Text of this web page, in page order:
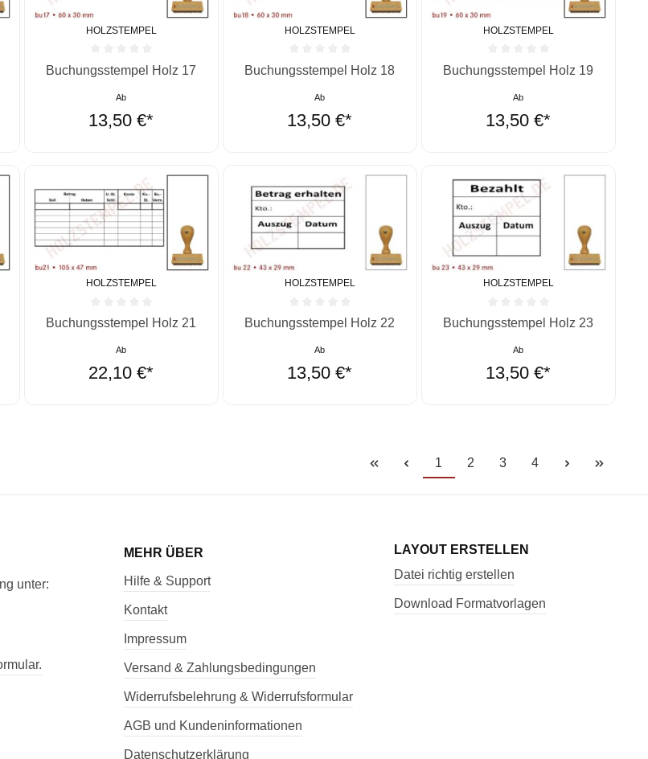
0 von 5 Sternen
HOLZSTEMPEL
Durchschnittliche Bewertung von 0 von 5 Sternen
Buchungsstempel Holz 17
Ab
13,50 €*
HOLZSTEMPEL
Durchschnittliche Bewertung von 0 von 5 Sternen
Buchungsstempel Holz 18
Ab
13,50 €*
HOLZSTEMPEL
Durchschnittliche Bewertung von 0
Buchungsstempel Holz 19
Ab
13,50 €*
0 von 5 Sternen
HOLZSTEMPEL
Durchschnittliche Bewertung von 0 von 5 Sternen
Buchungsstempel Holz 21
Ab
22,10 €*
HOLZSTEMPEL
Durchschnittliche Bewertung von 0 von 5 Sternen
Buchungsstempel Holz 22
Ab
13,50 €*
HOLZSTEMPEL
Durchschnittliche Bewertung von 0
Buchungsstempel Holz 23
Ab
13,50 €*
1 2 3 4
unter:
MEHR ÜBER
Hilfe & Support
Kontakt
Impressum
Versand & Zahlungsbedingungen
Widerrufsbelehrung & Widerrufsformular
AGB und Kundeninformationen
Datenschutzerklärung
LAYOUT ERSTELLEN
Datei richtig erstellen
Download Formatvorlagen